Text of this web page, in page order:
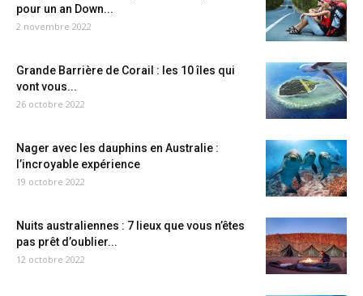
pour un an Down...
2 novembre 2022
Grande Barrière de Corail : les 10 îles qui
vont vous...
26 octobre 2022
Nager avec les dauphins en Australie :
l’incroyable expérience
19 octobre 2022
Nuits australiennes : 7 lieux que vous n’êtes
pas prêt d’oublier...
12 octobre 2022